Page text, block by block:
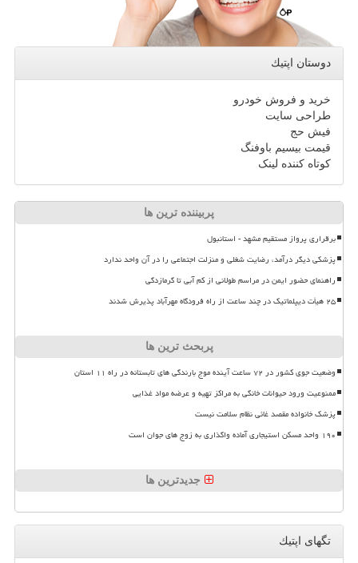
دوستان اپتیك
خرید و فروش خودرو
طراحی سایت
فیش حج
قیمت بیسیم باوفنگ
کوتاه کننده لینک
پربیننده ترین ها
برقراری پرواز مستقیم مشهد - استانبول
پزشکی دیگر درآمد، رضایت شغلی و منزلت اجتماعی را در آن واحد ندارد
راهنمای حضور ایمن در مراسم طولانی از کم آبی تا گرمازدگی
۲۵ هیأت دیپلماتیک در چند ساعت از راه فرودگاه مهرآباد پذیرش شدند
پربحث ترین ها
وضعیت جوی کشور در ۷۲ ساعت آینده موج بارندگی های تابستانه در راه ۱۱ استان
ممنوعیت ورود حیوانات خانگی به مراکز تهیه و عرضه مواد غذایی
پزشک خانواده مقصد غائی نظام سلامت نیست
۱۹۰ واحد مسکن استیجاری آماده واگذاری به زوج های جوان است
جدیدترین ها
تگهای اپتیك